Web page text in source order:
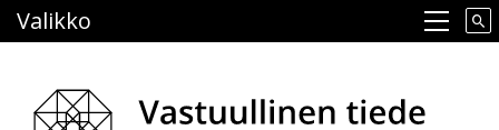
pääsisältöön
Main navigation
Valikko